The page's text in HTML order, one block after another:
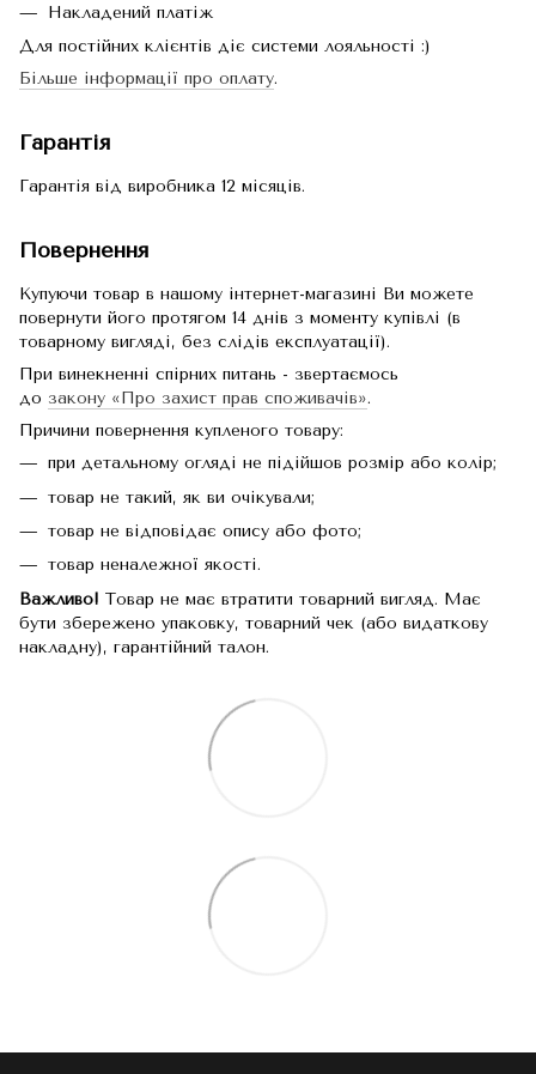
Накладений платіж
Для постійних клієнтів діє системи лояльності :)
Більше інформації про оплату.
Гарантія
Гарантія від виробника 12 місяців.
Повернення
Купуючи товар в нашому інтернет-магазині Ви можете
повернути його протягом 14 днів з моменту купівлі (в
товарному вигляді, без слідів експлуатації).
При винекненні спірних питань - звертаємось
до закону «Про захист прав споживачів».
Причини повернення купленого товару:
при детальному огляді не підійшов розмір або колір;
товар не такий, як ви очікували;
товар не відповідає опису або фото;
товар неналежної якості.
Важливо! Товар не має втратити товарний вигляд. Має
бути збережено упаковку, товарний чек (або видаткову
накладну), гарантійний талон.